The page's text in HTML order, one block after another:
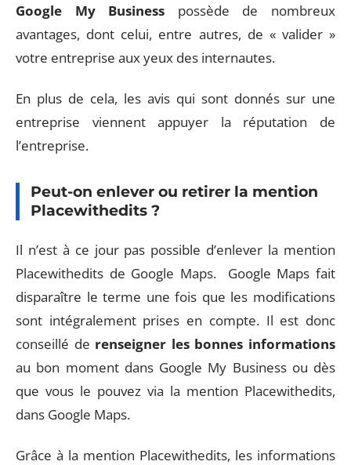
Google My Business possède de nombreux
avantages, dont celui, entre autres, de « valider »
votre entreprise aux yeux des internautes.
En plus de cela, les avis qui sont donnés sur une
entreprise viennent appuyer la réputation de
l’entreprise.
Peut-on enlever ou retirer la mention
Placewithedits ?
Il n’est à ce jour pas possible d’enlever la mention
Placewithedits de Google Maps. Google Maps fait
disparaître le terme une fois que les modifications
sont intégralement prises en compte. Il est donc
conseillé de renseigner les bonnes informations
au bon moment dans Google My Business ou dès
que vous le pouvez via la mention Placewithedits,
dans Google Maps.
Grâce à la mention Placewithedits, les informations